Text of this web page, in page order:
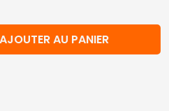
AJOUTER AU PANIER